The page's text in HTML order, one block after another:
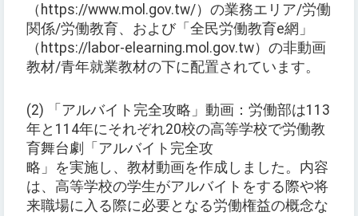
（https://www.mol.gov.tw/）の業務エリア/労働
関係/労働教育、および「全民労働教育e網」
（https://labor-elearning.mol.gov.tw）の非動画
教材/青年就業教材の下に配置されています。
(2) 「アルバイト完全攻略」動画：労働部は113
年と114年にそれぞれ20校の高等学校で労働教
育舞台劇「アルバイト完全攻
略」を実施し、教材動画を作成しました。内容
は、高等学校の学生がアルバイトをする際や将
来職場に入る際に必要となる労働権益の概念な